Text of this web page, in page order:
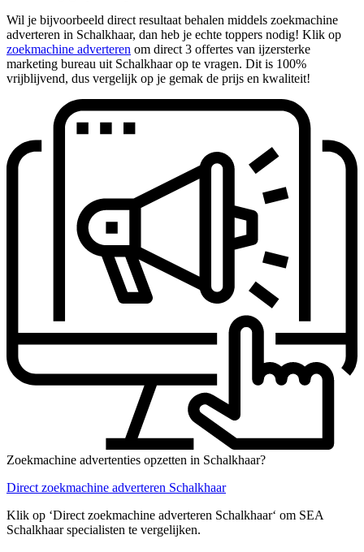
Wil je bijvoorbeeld direct resultaat behalen middels zoekmachine
adverteren in Schalkhaar, dan heb je echte toppers nodig! Klik op
zoekmachine adverteren om direct 3 offertes van ijzersterke
marketing bureau uit Schalkhaar op te vragen. Dit is 100%
vrijblijvend, dus vergelijk op je gemak de prijs en kwaliteit!
Zoekmachine advertenties opzetten in Schalkhaar?
Direct zoekmachine adverteren Schalkhaar
Klik op ‘Direct zoekmachine adverteren Schalkhaar‘ om SEA
Schalkhaar specialisten te vergelijken.